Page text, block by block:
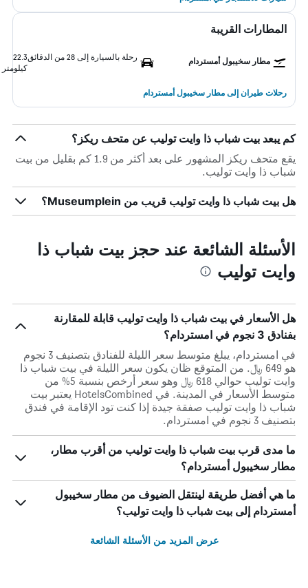
المطارات القريبة
مطار سخيبول أمستردام رحلة بالسيارة إلى 28 من الدقائق
22.3
كيلومتر
رحلات طيران إلى مطار سخيبول أمستردام
كم يبعد بيت شباب ذا وايت توليب عن متحف ريكز؟
يقع متحف ريكز المشهور على بعد أكثر من 1.9 كم بقليل من بيت
شباب ذا وايت توليب.
هل بيت شباب ذا وايت توليب قريب من Museumplein؟
الأسئلة الشائعة عند حجز بيت شباب ذا
وايت توليب
هل الأسعار في بيت شباب ذا وايت توليب قابلة للمقارنة
بفنادق 3 نجوم في امستردام؟
في امستردام، يبلغ متوسط ​​سعر الليلة للفنادق بتصنيف 3 نجوم
هو 649 ﷼. من المتوقع ظان يكون سعر الليلة في بيت شباب ذا
وايت توليب حوالي 618 ﷼ وهو سعر أرخص بنسبة 5% من
متوسط الأسعار في المدينة. في HotelsCombined يعتبر بيت
شباب ذا وايت توليب صفقة جيدة إذا كنت تود الإقامة في فندق
بتصنيف 3 نجوم في امستردام.
ما مدى قرب بيت شباب ذا وايت توليب من أقرب مطار،
مطار سخيبول أمستردام؟
ما هي أفضل طريقة لينتقل الضيوف من مطار سخيبول
أمستردام إلى بيت شباب ذا وايت توليب؟
عرض المزيد من الأسئلة الشائعة